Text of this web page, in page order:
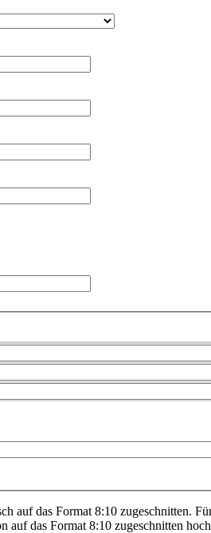
auf das Format 8:10 zugeschnitten.
auf das Format 8:10 zugeschnitten